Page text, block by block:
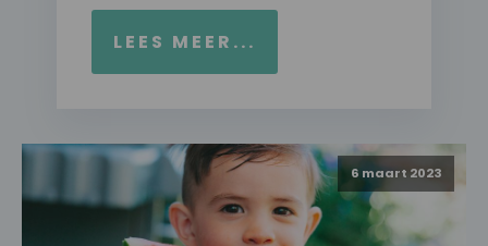
LEES MEER...
6 maart 2023